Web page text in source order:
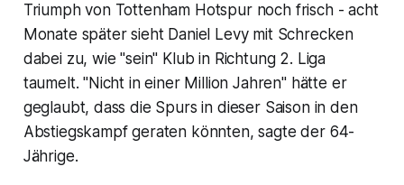
Triumph von Tottenham Hotspur noch frisch - acht
Monate später sieht Daniel Levy mit Schrecken
dabei zu, wie "sein" Klub in Richtung 2. Liga
taumelt. "Nicht in einer Million Jahren" hätte er
geglaubt, dass die Spurs in dieser Saison in den
Abstiegskampf geraten könnten, sagte der 64-
Jährige.